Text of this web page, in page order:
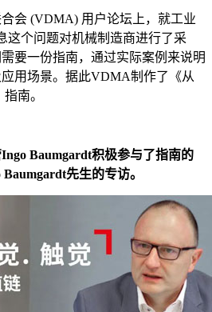
会 (VDMA) 用户论坛上，就工业
这个问题对机械制造商进行了采
要一份指南，通过实际案例来说明
用场景。据此VDMA制作了《从
南。
Baumgardt积极参与了指南的
先生的专访。